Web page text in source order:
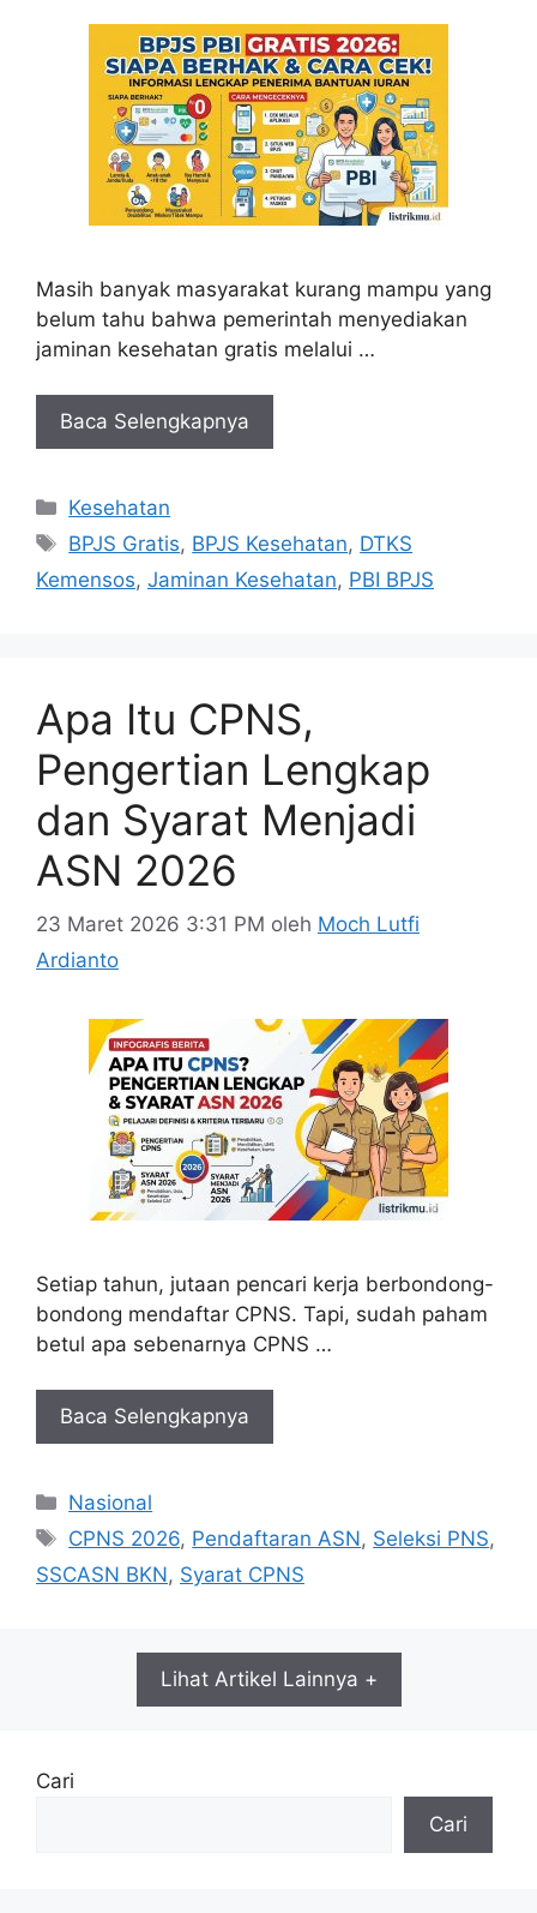
Masih banyak masyarakat kurang mampu yang
belum tahu bahwa pemerintah menyediakan
jaminan kesehatan gratis melalui …
Baca Selengkapnya
Kategori
Kesehatan
Tag
BPJS Gratis, BPJS Kesehatan, DTKS
Kemensos, Jaminan Kesehatan, PBI BPJS
Apa Itu CPNS,
Pengertian Lengkap
dan Syarat Menjadi
ASN 2026
23 Maret 2026 3:31 PM oleh Moch Lutfi
Ardianto
Setiap tahun, jutaan pencari kerja berbondong-
bondong mendaftar CPNS. Tapi, sudah paham
betul apa sebenarnya CPNS …
Baca Selengkapnya
Kategori
Nasional
Tag
CPNS 2026, Pendaftaran ASN, Seleksi PNS,
SSCASN BKN, Syarat CPNS
Lihat Artikel Lainnya +
Cari
Cari